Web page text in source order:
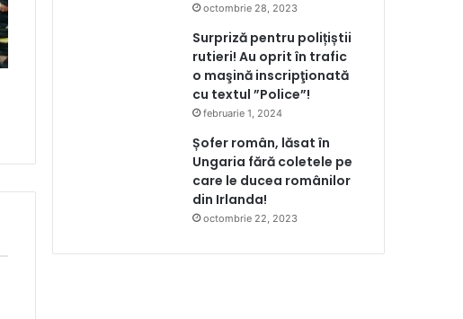
octombrie 28, 2023
Surpriză pentru polițiștii
rutieri! Au oprit în trafic
o maşină inscripţionată
cu textul ”Police”!
februarie 1, 2024
Șofer român, lăsat în
Ungaria fără coletele pe
care le ducea românilor
din Irlanda!
octombrie 22, 2023